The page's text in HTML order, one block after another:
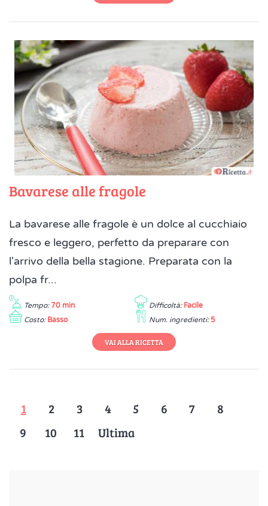
Bavarese alle fragole
La bavarese alle fragole è un dolce al cucchiaio
fresco e leggero, perfetto da preparare con
l'arrivo della bella stagione. Preparata con la
polpa fr...
Tempo: 70 min Difficoltà: Facile
Costo: Basso Num. ingredienti: 5
VAI ALLA RICETTA
1 2 3 4 5 6 7
8
9
10 11 Ultima